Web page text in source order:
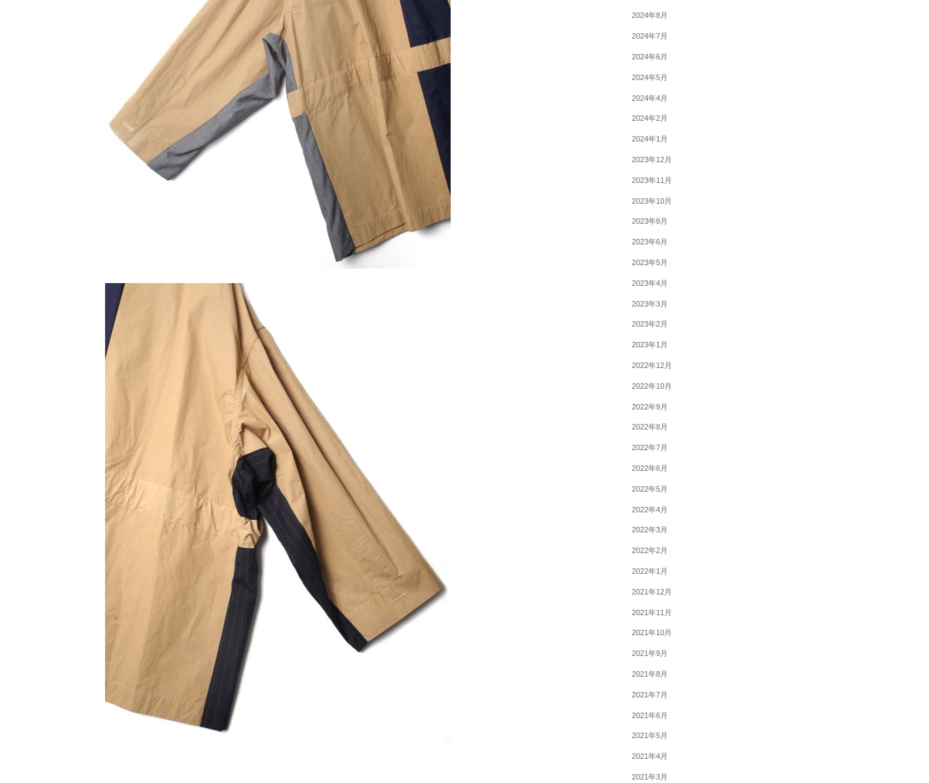
2024年8月
2024年7月
2024年6月
2024年5月
2024年4月
2024年2月
2024年1月
2023年12月
2023年11月
2023年10月
2023年8月
2023年6月
2023年5月
2023年4月
2023年3月
2023年2月
2023年1月
2022年12月
2022年10月
2022年9月
2022年8月
2022年7月
2022年6月
2022年5月
2022年4月
2022年3月
2022年2月
2022年1月
2021年12月
2021年11月
2021年10月
2021年9月
2021年8月
2021年7月
2021年6月
2021年5月
2021年4月
2021年3月